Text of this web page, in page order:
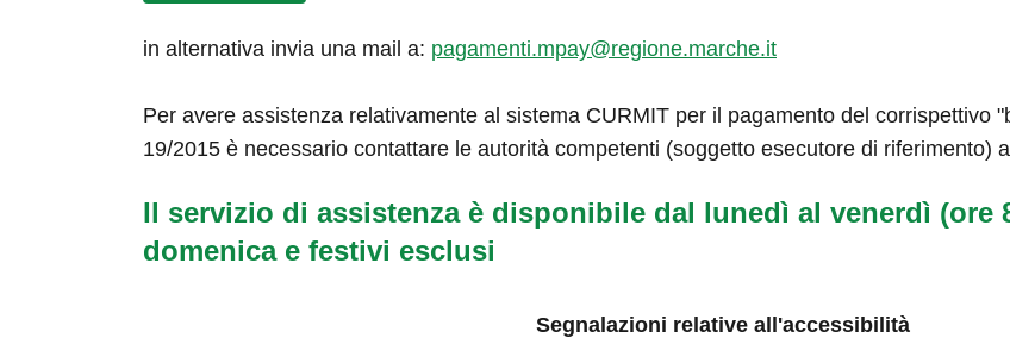
in alternativa invia una mail a: pagamenti.mpay@regione.marche.it
Per avere assistenza relativamente al sistema CURMIT per il pagamento del corrispettivo
19/2015 è necessario contattare le autorità competenti (soggetto esecutore di riferimento)
Il servizio di assistenza è disponibile dal lunedì al venerdì (ore
domenica e festivi esclusi
Segnalazioni relative all'accessibilità